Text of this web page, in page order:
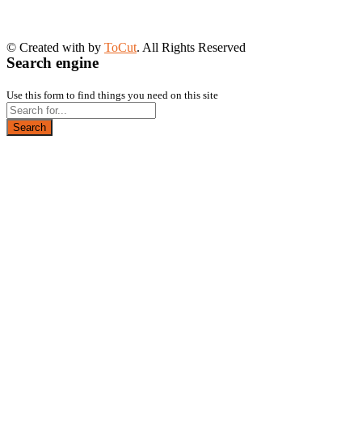
© Created with by ToCut. All Rights Reserved
Search engine
Use this form to find things you need on this site
Search